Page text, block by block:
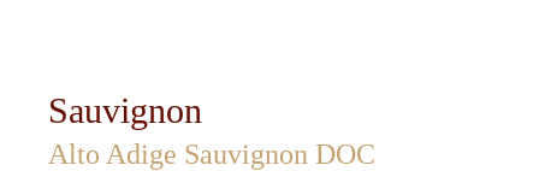
Sauvignon
Alto Adige Sauvignon DOC